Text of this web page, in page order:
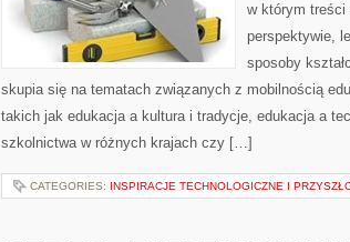
w którym treści
perspektywie,
sposoby
skupia się na tematach związanych z mobilnością
takich jak edukacja a kultura i tradycje, edukacja a
szkolnictwa w różnych krajach czy […]
CATEGORIES: INSPIRACJE TECHNOLOGICZNE I